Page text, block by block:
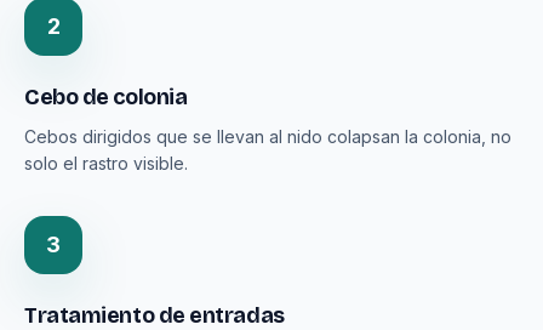
2
Cebo de colonia
Cebos dirigidos que se llevan al nido colapsan la colonia, no
solo el rastro visible.
3
Tratamiento de entradas